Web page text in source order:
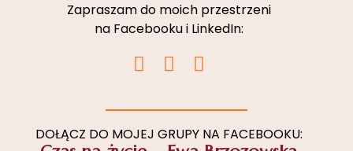
Zapraszam do moich przestrzeni
na Facebooku i LinkedIn:
I
n
t
a
F
a
e
b
L
i
k
e
DOŁĄCZ DO MOJEJ GRUPY NA FACEBOOKU: